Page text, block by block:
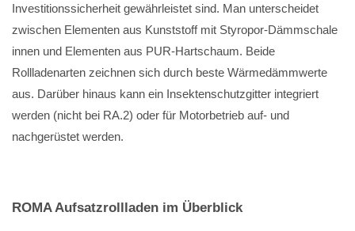
Investitionssicherheit gewährleistet sind. Man unterscheidet
zwischen Elementen aus Kunststoff mit Styropor-Dämmschale
innen und Elementen aus PUR-Hartschaum. Beide
Rollladenarten zeichnen sich durch beste Wärmedämmwerte
aus. Darüber hinaus kann ein Insektenschutzgitter integriert
werden (nicht bei RA.2) oder für Motorbetrieb auf- und
nachgerüstet werden.
ROMA Aufsatzrollladen im Überblick